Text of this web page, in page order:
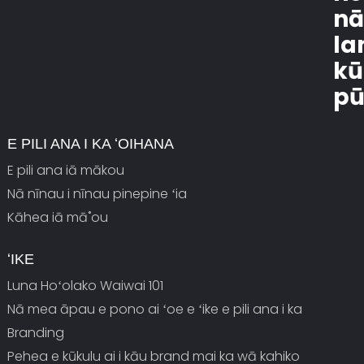
nā
E PILI ANA I KA ʻOIHANA
E pili ana iā mākou
Nā nīnau i nīnau pinepine ʻia
Kāhea iā mā˚ou
ʻIKE
Luna Hoʻolako Waiwai 101
Nā mea āpau e pono ai ʻoe e ʻike e pili ana i ka
Branding
Pehea e kūkulu ai i kāu brand mai ka wā kahiko